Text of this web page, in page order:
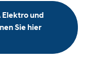
Elektro und
Sie hier